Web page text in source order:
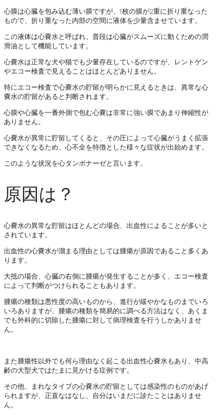
心膜は心臓を包み込む薄い膜ですが、1枚の膜が2重に折り重なった
もので、折り重なった内部の空間に液体を少量含ませています。
この液体は心嚢水と呼ばれ、普段は心臓がスムーズに動くための潤
滑油として機能しています。
心嚢水は正常な犬や猫でも少量存在しているのですが、レントゲン
やエコー検査で見えることはほとんどありません。
特にエコー検査で心嚢水の貯留が明らかに見えるときは、異常な心
嚢水の貯留があると判断されます。
心膜や心臓を一番外側で包む心嚢は非常に強い膜であまり伸縮性が
ありません。
心嚢水が異常に貯留してくると、その圧によって心臓がうまく拡張
できなくなるため、心不全を特徴とした様々な症状が出始めます。
このような状況を心タンポナーゼと言います。
原因は？
心嚢水の異常な貯留はほとんどの場合、出血性によることが多いと
されています。
出血性の心嚢水が溜まる理由としては腫瘍が原因であること多くあ
ります。
大抵の場合、心臓の右側に腫瘍が発生することが多く、エコー検査
によって判断がつけられることもあります。
腫瘍の種類は悪性度の高いものから、進行が緩やかなものまでいろ
いろありますが、腫瘍の種類を簡易的に調べる方法はなく、あくま
でも外科的に切除した腫瘍に対して病理検査を行うしかありませ
ん。
また腫瘍性以外でも何ら理由なく起こる出血性心嚢水もあり、中高
齢の大型犬ではたまに見かける症例です。
その他、まれなタイプの心嚢水の貯留としては感染性のものがあげ
られますが、正直なはなし、自分はいまだに診たことはありませ
ん。